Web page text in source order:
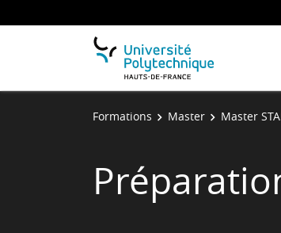
Formations Master Master